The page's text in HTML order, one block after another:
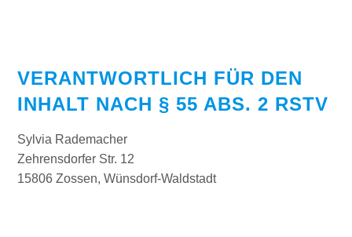
VERANTWORTLICH FÜR DEN
INHALT NACH § 55 ABS. 2 RSTV
Sylvia Rademacher
Zehrensdorfer Str. 12
15806 Zossen, Wünsdorf-Waldstadt